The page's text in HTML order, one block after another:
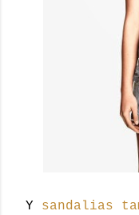
Y sandalias